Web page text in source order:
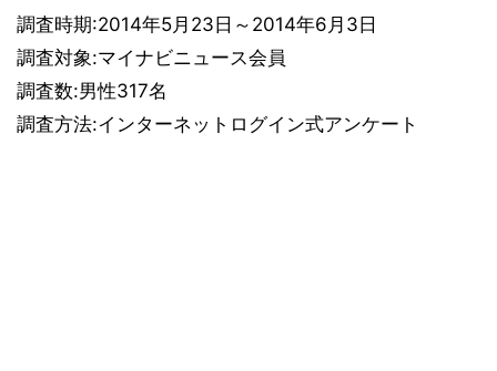
調査時期:2014年5月23日～2014年6月3日
調査対象:マイナビニュース会員
調査数:男性317名
調査方法:インターネットログイン式アンケート